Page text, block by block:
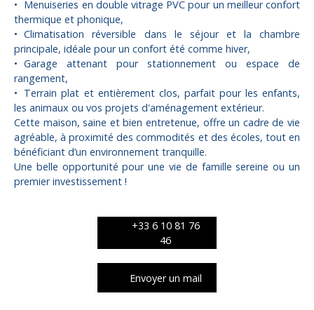
Menuiseries en double vitrage PVC pour un meilleur confort
thermique et phonique,
Climatisation réversible dans le séjour et la chambre
principale, idéale pour un confort été comme hiver,
Garage attenant pour stationnement ou espace de
rangement,
Terrain plat et entièrement clos, parfait pour les enfants,
les animaux ou vos projets d'aménagement extérieur.
Cette maison, saine et bien entretenue, offre un cadre de vie
agréable, à proximité des commodités et des écoles, tout en
bénéficiant d’un environnement tranquille.
Une belle opportunité pour une vie de famille sereine ou un
premier investissement !
+33 6 10 81 76
46
Envoyer un mail